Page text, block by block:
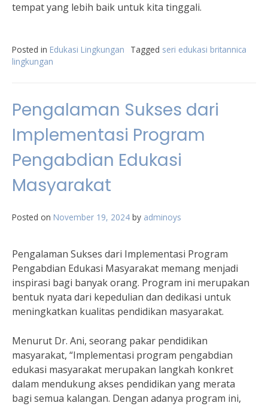
tempat yang lebih baik untuk kita tinggali.
Posted in Edukasi Lingkungan Tagged seri edukasi britannica
lingkungan
Pengalaman Sukses dari
Implementasi Program
Pengabdian Edukasi
Masyarakat
Posted on November 19, 2024 by adminoys
Pengalaman Sukses dari Implementasi Program
Pengabdian Edukasi Masyarakat memang menjadi
inspirasi bagi banyak orang. Program ini merupakan
bentuk nyata dari kepedulian dan dedikasi untuk
meningkatkan kualitas pendidikan masyarakat.
Menurut Dr. Ani, seorang pakar pendidikan
masyarakat, “Implementasi program pengabdian
edukasi masyarakat merupakan langkah konkret
dalam mendukung akses pendidikan yang merata
bagi semua kalangan. Dengan adanya program ini,